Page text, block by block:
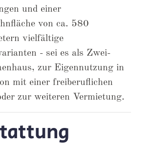
und einer
von ca. 580
vielfältige
- sei es als Zwei-
zur Eigennutzung in
mit einer freiberuflichen
zur weiteren Vermietung.